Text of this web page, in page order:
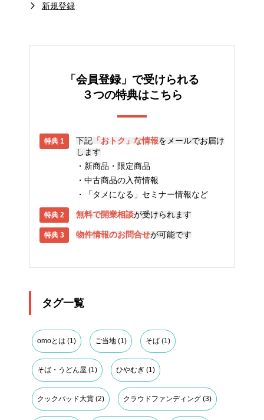
新規登録
「会員登録」で受けられる
３つの特典はこちら
下記 「おトク」な情報をメールでお届け
します
新商品・限定商品
中古商品の入荷情報
「タメになる」セミナー情報など
無料で開業相談が受けられます
物件情報のお問合せが可能です
タグ一覧
omoとは (1) ご当地 (1) そば (1)
そば・うどん屋 (1) ひやむぎ (1)
クックパッド大賞 (2) クラウドファンディング (3)